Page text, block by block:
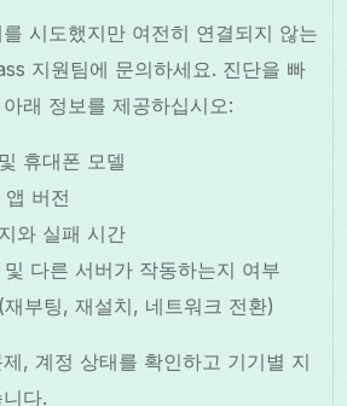
시도했지만 여전히 연결되지 않는
지원팀에 문의하세요. 진단을 빠
래 정보를 제공하십시오:
휴대폰 모델
버전
와 실패 시간
다른 서버가 작동하는지 여부
부팅, 재설치, 네트워크 전환)
, 계정 상태를 확인하고 기기별 지
다.